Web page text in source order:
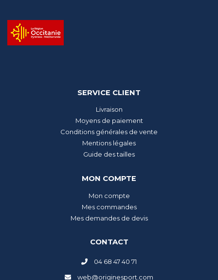
SERVICE CLIENT
Livraison
Moyens de paiement
Conditions générales de vente
Mentions légales
Guide des tailles
MON COMPTE
Mon compte
Mes commandes
Mes demandes de devis
CONTACT
04 68 47 40 71
web@originesport.com